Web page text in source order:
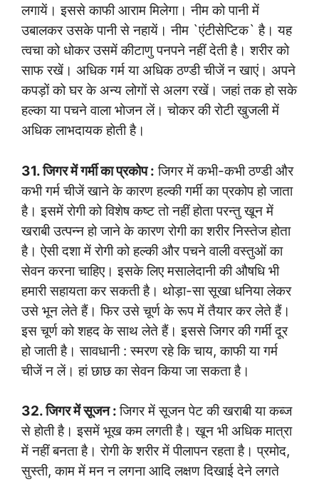
लगायें। इससे काफी आराम मिलेगा। नीम को पानी में
उबालकर उसके पानी से नहायें। नीम `एंटीसेप्टिक` है। यह
त्वचा को धोकर उसमें कीटाणु पनपने नहीं देती है। शरीर को
साफ रखें। अधिक गर्म या अधिक ठण्डी चीजें न खाएं। अपने
कपड़ों को घर के अन्य लोगों से अलग रखें। जहां तक हो सके
हल्का या पचने वाला भोजन लें। चोकर की रोटी खुजली में
अधिक लाभदायक होती है।
31. जिगर में गर्मी का प्रकोप : जिगर में कभी-कभी ठण्डी और
कभी गर्म चीजें खाने के कारण हल्की गर्मी का प्रकोप हो जाता
है। इसमें रोगी को विशेष कष्ट तो नहीं होता परन्तु खून में
खराबी उत्पन्न हो जाने के कारण रोगी का शरीर निस्तेज होता
है। ऐसी दशा में रोगी को हल्की और पचने वाली वस्तुओं का
सेवन करना चाहिए। इसके लिए मसालेदानी की औषधि भी
हमारी सहायता कर सकती है। थोड़ा-सा सूखा धनिया लेकर
उसे भून लेते हैं। फिर उसे चूर्ण के रूप में तैयार कर लेते हैं।
इस चूर्ण को शहद के साथ लेते हैं। इससे जिगर की गर्मी दूर
हो जाती है। सावधानी : स्मरण रहे कि चाय, काफी या गर्म
चीजें न लें। हां छाछ का सेवन किया जा सकता है।
32. जिगर में सूजन :जिगर में सूजन पेट की खराबी या कब्ज
से होती है। इसमें भूख कम लगती है। खून भी अधिक मात्रा
में नहीं बनता है। रोगी के शरीर में पीलापन रहता है। प्रमोद,
सुस्ती, काम में मन न लगना आदि लक्षण दिखाई देने लगते